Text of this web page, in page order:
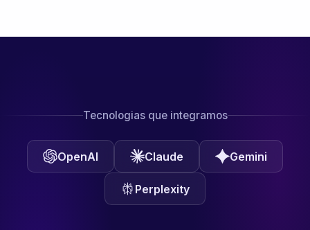
Tecnologias que integramos
OpenAI Claude Gemini
Perplexity